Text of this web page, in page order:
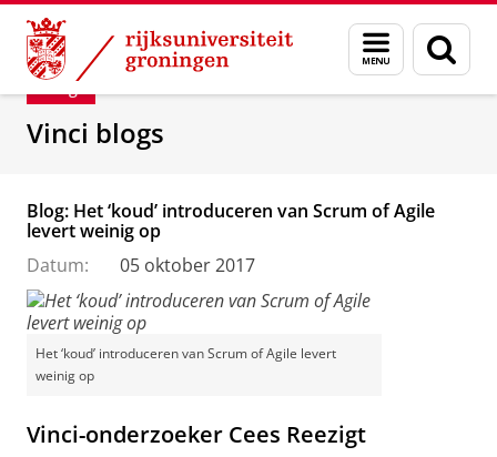
Skip
Content
Skip
Navigation
Menu
en
zoeken
Department of Innovation Management &
Blog
Vinci blogs
Blog: Het ‘koud’ introduceren van Scrum of Agile
levert weinig op
Datum:
05 oktober 2017
Het ‘koud’ introduceren van Scrum of Agile levert
weinig op
Vinci-onderzoeker Cees Reezigt